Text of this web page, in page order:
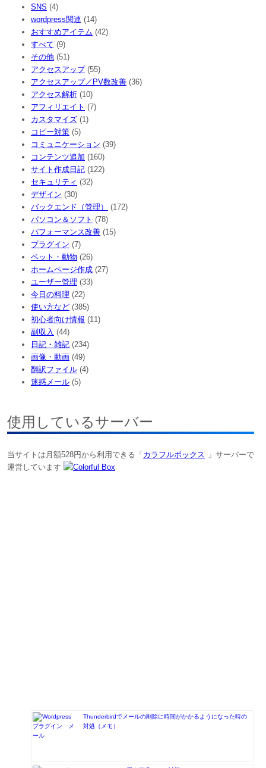
SNS (4)
wordpress関連 (14)
おすすめアイテム (42)
すべて (9)
その他 (51)
アクセスアップ(55)
アクセスアップ／PV数改善 (36)
アクセス解析 (10)
アフィリエイト (7)
カスタマイズ (1)
コピー対策 (5)
コミュニケーション (39)
コンテンツ追加 (160)
サイト作成日記 (122)
セキュリティ (32)
デザイン (30)
バックエンド（管理）
(172)
パソコン＆ソフト (78)
パフォーマンス改善 (15)
プラグイン (7)
ペット・動物 (26)
ホームページ作成 (27)
ユーザー管理 (33)
今日の料理 (22)
使い方など (385)
初心者向け情報 (11)
副収入 (44)
日記・雑記 (234)
画像・動画 (49)
翻訳ファイル (4)
迷惑メール (5)
使用しているサーバー
当サイトは月額528円から利用できる「 カラフルボックス
」サーバーで
運営しています
Thunderbirdでメールの削除に時間がかかるようになった時の
対処（メモ）